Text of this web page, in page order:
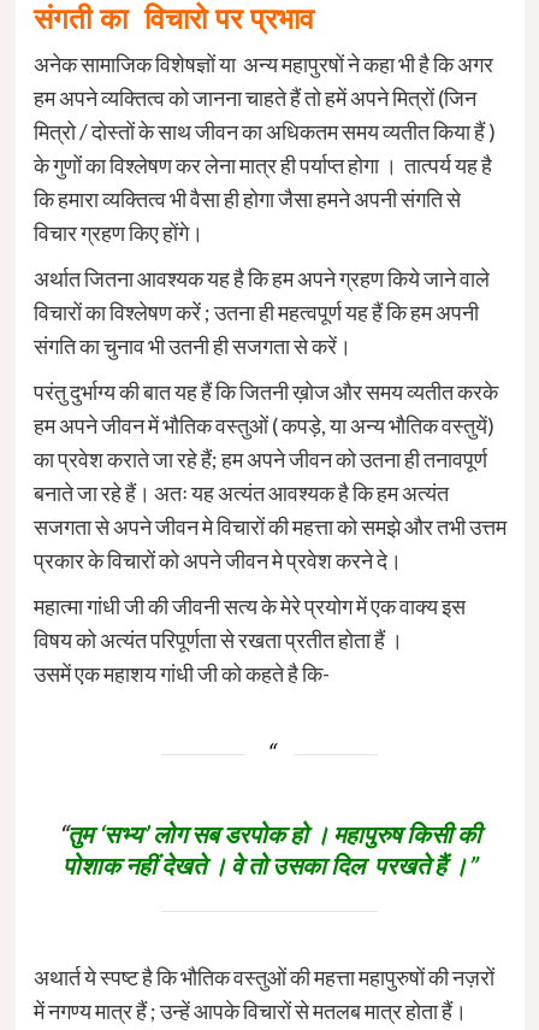
संगती का विचारो पर प्रभाव
अनेक सामाजिक विशेषज्ञों या अन्य महापुरषों ने कहा भी है कि अगर
हम अपने व्यक्तित्व को जानना चाहते हैं तो हमें अपने मित्रों (जिन
मित्रो / दोस्तों के साथ जीवन का अधिकतम समय व्यतीत किया हैं )
के गुणों का विश्लेषण कर लेना मात्र ही पर्याप्त होगा । तात्पर्य यह है
कि हमारा व्यक्तित्व भी वैसा ही होगा जैसा हमने अपनी संगति से
विचार ग्रहण किए होंगे।
अर्थात जितना आवश्यक यह है कि हम अपने ग्रहण किये जाने वाले
विचारों का विश्लेषण करें ; उतना ही महत्वपूर्ण यह हैं कि हम अपनी
संगति का चुनाव भी उतनी ही सजगता से करें।
परंतु दुर्भाग्य की बात यह हैं कि जितनी ख़ोज और समय व्यतीत करके
हम अपने जीवन में भौतिक वस्तुओं ( कपड़े, या अन्य भौतिक वस्तुयें)
का प्रवेश कराते जा रहे हैं; हम अपने जीवन को उतना ही तनावपूर्ण
बनाते जा रहे हैं। अतः यह अत्यंत आवश्यक है कि हम अत्यंत
सजगता से अपने जीवन मे विचारों की महत्ता को समझे और तभी उत्तम
प्रकार के विचारों को अपने जीवन मे प्रवेश करने दे।
महात्मा गांधी जी की जीवनी सत्य के मेरे प्रयोग में एक वाक्य इस
विषय को अत्यंत परिपूर्णता से रखता प्रतीत होता हैं ।
उसमें एक महाशय गांधी जी को कहते है कि-
“तुम ‘सभ्य’ लोग सब डरपोक हो । महापुरुष किसी की
पोशाक नहीं देखते । वे तो उसका दिल परखते हैं ।”
अथार्त ये स्पष्ट है कि भौतिक वस्तुओं की महत्ता महापुरुषों की नज़रों
में नगण्य मात्र हैं ; उन्हें आपके विचारों से मतलब मात्र होता हैं।